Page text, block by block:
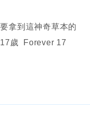
拿到這神奇草本的
17歲 Forever 17